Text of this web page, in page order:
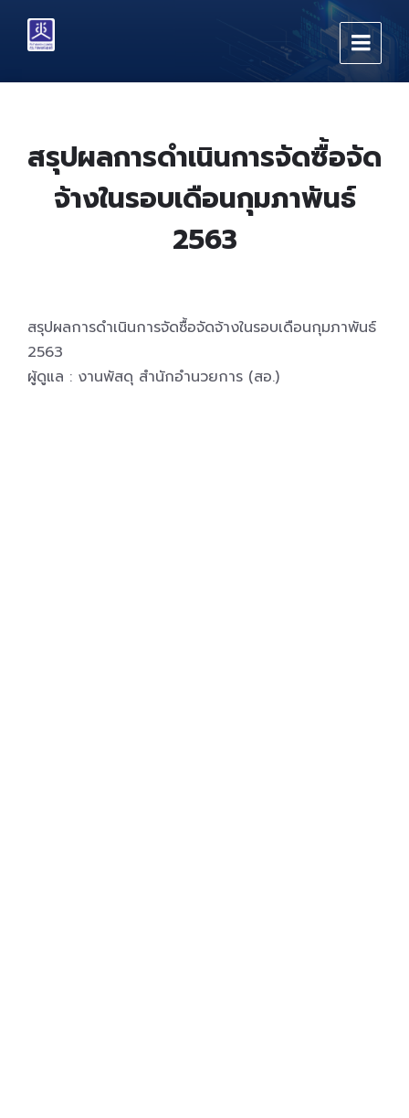
content
main
footer
สรุปผลการดำเนินการจัดซื้อจัด
จ้างในรอบเดือนกุมภาพันธ์
2563
สรุปผลการดำเนินการจัดซื้อจัดจ้างในรอบเดือนกุมภาพันธ์
2563
ผู้ดูแล : งานพัสดุ สำนักอำนวยการ (สอ.)